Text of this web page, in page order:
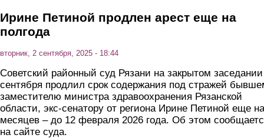
Ирине Петиной продлен арест еще на
полгода
вторник, 2 сентября, 2025 - 18:44
Советский районный суд Рязани на закрытом
сентября продлил срок содержания под стражей
заместителю министра здравоохранения Рязанской
области, экс-сенатору от региона Ирине Петиной еще
месяцев – до 12 февраля 2026 года. Об этом
на сайте суда.